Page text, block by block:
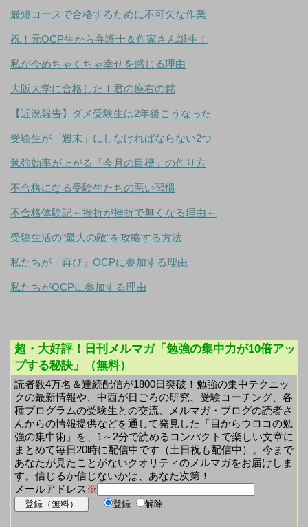
最短コースで合格するために不可欠な作業
祝！元OCP生から弁護士＆作家さん誕生！
私が今めちゃくちゃ幸せを感じる理由
大阪大学に合格したＩ君の座右の銘
【近況報告】ダメ受験生は2年後こうなった
受験生が「週末」にしなければならない2つ
勉強効率が上がる「今月の目標」の作り方
不合格になる受験生たちの悪い習慣
不合格体験記～挫折が挫折で無くなる理由～
受験生活の“最大の敵”を攻略する方法
私たちが「再び」OCPに参加する理由
私たちがOCPに参加する理由
超・大好評！日刊メルマガ「勉強の集中力が10倍アッ
プする秘訣」（無料）
読者数4万名＆連続配信が1800日突破！勉強の集中テクニッ
クの最新情報や、中西が日ごろの研究、受験コーチング、各
種プログラムの受験生との交流、メルマガ・ブログの読者さ
んからの情報提供などを通して発見した「目からウロコの勉
強の集中術」を、1～2分で読めるコンパクトで楽しい文章に
まとめて毎日20時に配信中です（土日祝も配信中）。今まで
あなたが見たことがないクオリティのメルマガをお届けしま
す。信じるか信じないかは、あなた次第！
メールアドレス ※
登録 解除